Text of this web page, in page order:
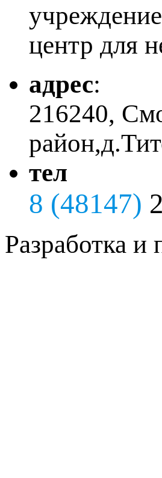
центр для
адрес:
216240,
тел
8 (48147)
Разработка